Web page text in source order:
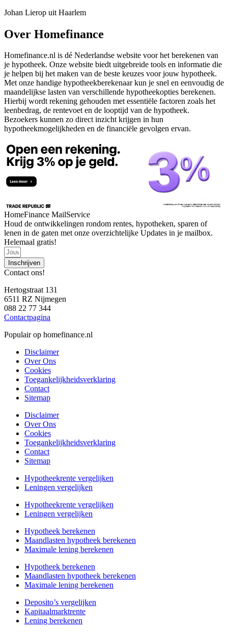
Johan Lierop uit Haarlem
Over Homefinance
Homefinance.nl is dé Nederlandse website voor het berekenen van
je hypotheek. Onze website biedt uitgebreide tools en informatie die
je helpen bij het maken van de beste keuzes voor jouw hypotheek.
Met onze handige hypotheekberekenaar kun je snel en eenvoudig de
maandelijkse lasten van verschillende hypotheekopties berekenen.
Hierbij wordt rekening gehouden met essentiële factoren zoals het
leenbedrag, de rentevoet en de looptijd van de hypotheek.
Bezoekers kunnen zo direct inzicht krijgen in hun
hypotheekmogelijkheden en de financiële gevolgen ervan.
HomeFinance MailService
Houd de ontwikkelingen rondom rentes, hypotheken, sparen of
lenen in de gaten met onze overzichtelijke Updates in je mailbox.
Helemaal gratis!
Inschrijven
Contact ons!
Hertogstraat 131
6511 RZ Nijmegen
088 22 77 344
Contactpagina
Populair op homefinance.nl
Disclaimer
Over Ons
Cookies
Toegankelijkheidsverklaring
Contact
Sitemap
Disclaimer
Over Ons
Cookies
Toegankelijkheidsverklaring
Contact
Sitemap
Hypotheekrente vergelijken
Leningen vergelijken
Hypotheekrente vergelijken
Leningen vergelijken
Hypotheek berekenen
Maandlasten hypotheek berekenen
Maximale lening berekenen
Hypotheek berekenen
Maandlasten hypotheek berekenen
Maximale lening berekenen
Deposito’s vergelijken
Kapitaalmarktrente
Lening berekenen